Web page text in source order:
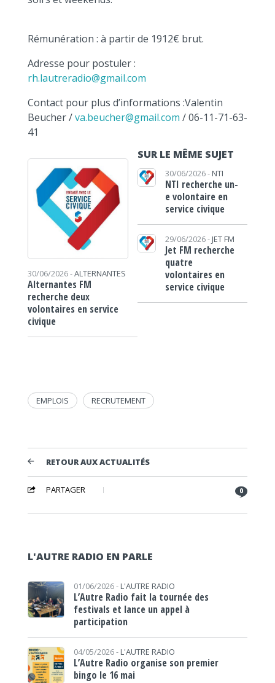
Rémunération : à partir de 1912€ brut.
Adresse pour postuler :
rh.lautreradio@gmail.com
Contact pour plus d’informations :Valentin
Beucher /va.beucher@gmail.com / 06-11-71-63-
41
SUR LE MÊME SUJET
30/06/2026 -ALTERNANTES
Alternantes FM
recherche deux
volontaires en service
civique
30/06/2026 - NTI
NTI recherche un-
e volontaire en
service civique
29/06/2026 - JET FM
Jet FM recherche
quatre
volontaires en
service civique
EMPLOIS RECRUTEMENT
RETOUR AUX ACTUALITÉS
PARTAGER 0
L'AUTRE RADIO EN PARLE
01/06/2026 - L'AUTRE RADIO
L’Autre Radio fait la tournée des
festivals et lance un appel à
participation
04/05/2026 - L'AUTRE RADIO
L’Autre Radio organise son premier
bingo le 16 mai